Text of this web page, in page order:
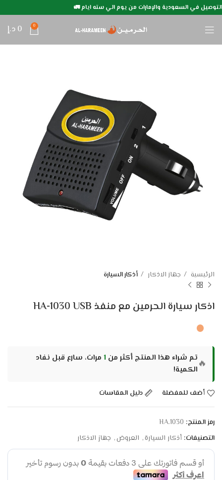
التوصيل في السعودية والإمارات من يوم الي سته ايام 🚛
0
0 د.إ
الرئيسية جهاز الاذكار أذكار السيارة
اذكار سيارة الحرمين مع منفذ HA-1030 USB
🔥تم شراء هذا المنتج أكثر من 1 مرات، سارع قبل نفاد
الكمية!
أضف للمفضلة دليل المقاسات
رمز المنتج: HA.1030
التصنيفات: أذكار السيارة, العروض, جهاز الاذكار